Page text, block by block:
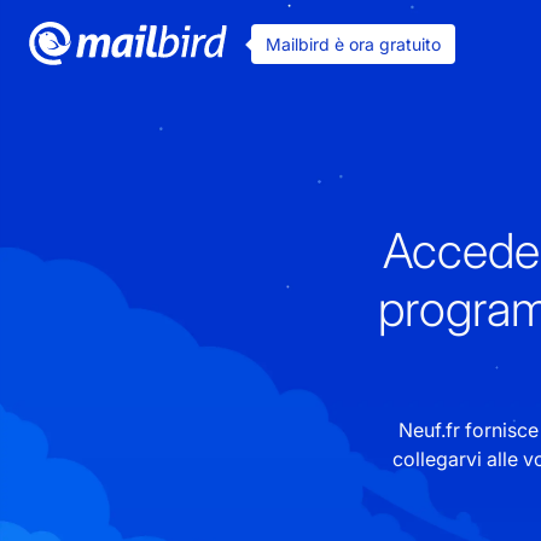
Mailbird è ora gratuito
Neuf.fr
collegarvi alle